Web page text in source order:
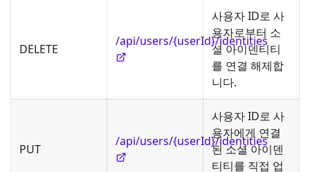
DELETE
/api/users/{userId}/identities
사용자 ID로 사
용자로부터 소
셜 아이덴티티
를 연결 해제합
니다.
PUT
/api/users/{userId}/identities
사용자 ID로 사
용자에게 연결
된 소셜 아이덴
티티를 직접 업